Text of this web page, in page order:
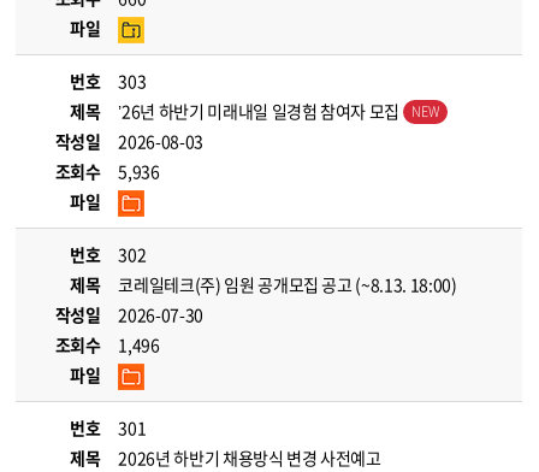
파일
번호
303
제목
’26년 하반기 미래내일 일경험 참여자 모집
작성일
2026-08-03
조회수
5,936
파일
번호
302
제목
코레일테크(주) 임원 공개모집 공고 (~8.13. 18:00)
작성일
2026-07-30
조회수
1,496
파일
번호
301
제목
2026년 하반기 채용방식 변경 사전예고